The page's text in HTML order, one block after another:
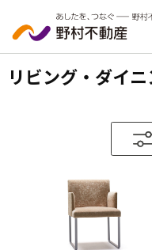
リビング・ダイ